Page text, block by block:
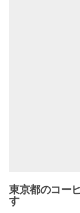
東京都のコー
す